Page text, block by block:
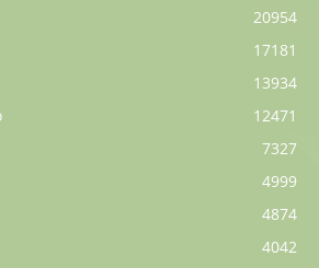
20954
17181
13934
12471
7327
4999
4874
4042